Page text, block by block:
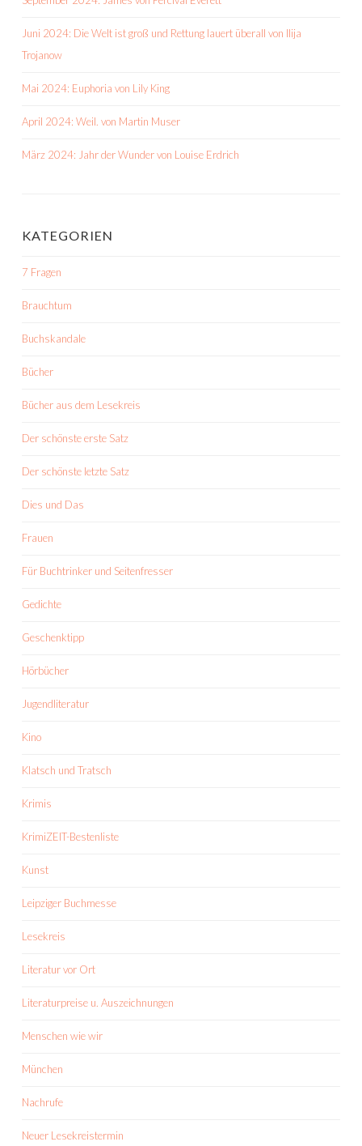
Juni 2024: Die Welt ist groß und Rettung lauert überall von Ilija
Trojanow
Mai 2024: Euphoria von Lily King
April 2024: Weil. von Martin Muser
März 2024: Jahr der Wunder von Louise Erdrich
KATEGORIEN
7 Fragen
Brauchtum
Buchskandale
Bücher
Bücher aus dem Lesekreis
Der schönste erste Satz
Der schönste letzte Satz
Dies und Das
Frauen
Für Buchtrinker und Seitenfresser
Gedichte
Geschenktipp
Hörbücher
Jugendliteratur
Kino
Klatsch und Tratsch
Krimis
KrimiZEIT-Bestenliste
Kunst
Leipziger Buchmesse
Lesekreis
Literatur vor Ort
Literaturpreise u. Auszeichnungen
Menschen wie wir
München
Nachrufe
Neuer Lesekreistermin